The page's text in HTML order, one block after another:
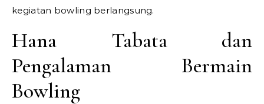
kegiatan bowling berlangsung.
Hana Tabata dan
Pengalaman Bermain
Bowling